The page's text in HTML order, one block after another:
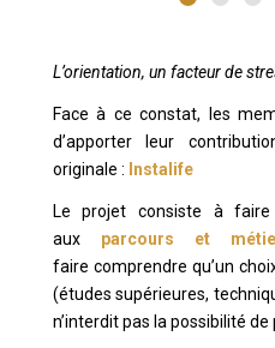
L’orientation, un facteur de
Face à ce constat, les
d’apporter leur
originale : Instalife
Le projet consiste à faire
auxparcours et
faire comprendre qu’un
(études supérieures,
n’interdit pas la possibilité